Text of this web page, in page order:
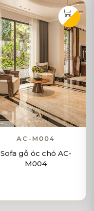
AC-M004
Sofa gỗ óc chó AC-
M004